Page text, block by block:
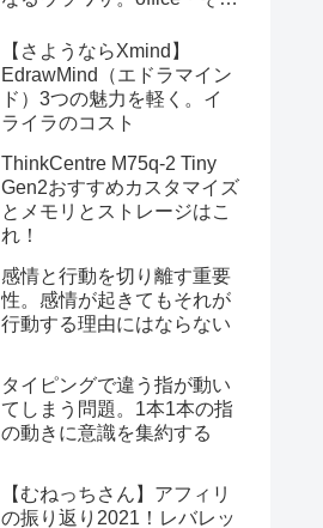
【さようならXmind】
EdrawMind（エドラマイン
ド）3つの魅力を軽く。イ
ライラのコスト
ThinkCentre M75q-2 Tiny
Gen2おすすめカスタマイズ
とメモリとストレージはこ
れ！
感情と行動を切り離す重要
性。感情が起きてもそれが
行動する理由にはならない
タイピングで違う指が動い
てしまう問題。1本1本の指
の動きに意識を集約する
【むねっちさん】アフィリ
の振り返り2021！レバレッ